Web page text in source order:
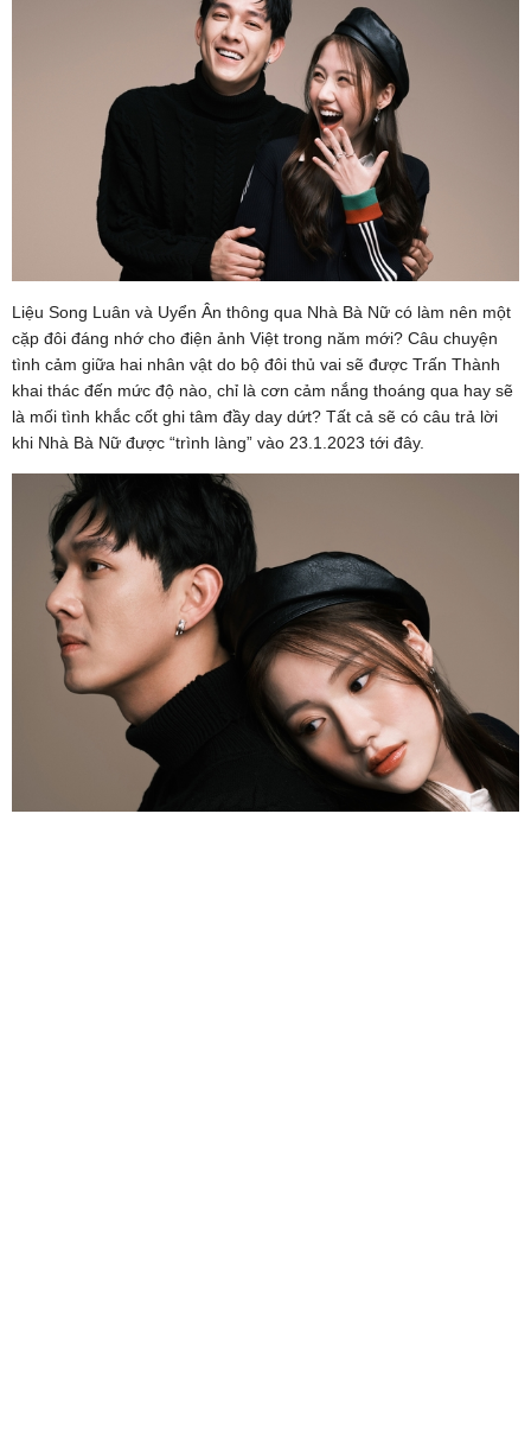
Liệu Song Luân và Uyển Ân thông qua Nhà Bà Nữ có làm nên một
cặp đôi đáng nhớ cho điện ảnh Việt trong năm mới? Câu chuyện
tình cảm giữa hai nhân vật do bộ đôi thủ vai sẽ được Trấn Thành
khai thác đến mức độ nào, chỉ là cơn cảm nắng thoáng qua hay sẽ
là mối tình khắc cốt ghi tâm đầy day dứt? Tất cả sẽ có câu trả lời
khi Nhà Bà Nữ được “trình làng” vào 23.1.2023 tới đây.